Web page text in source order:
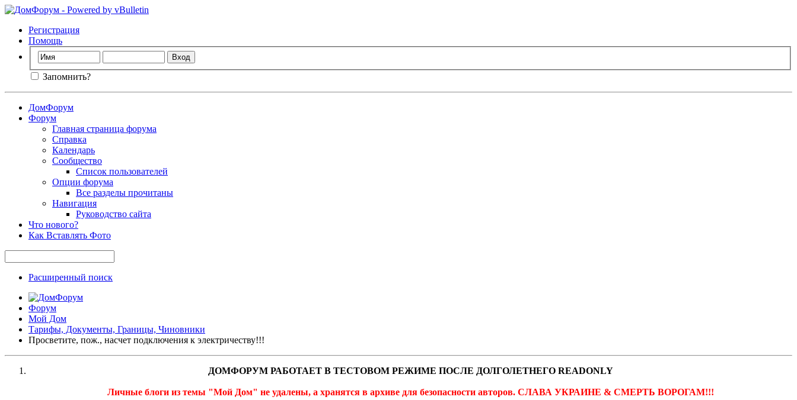
Регистрация
Помощь
Запомнить?
ДомФорум
Форум
Главная страница форума
Справка
Календарь
Сообщество
Список пользователей
Опции форума
Все разделы прочитаны
Навигация
Руководство сайта
Что нового?
Как Вставлять Фото
Расширенный поиск
Форум
Мой Дом
Тарифы, Документы, Границы, Чиновники
Просветите, пож., насчет подключения к электричеству!!!
ДОМФОРУМ РАБОТАЕТ В ТЕСТОВОМ РЕЖИМЕ ПОСЛЕ ДОЛГОЛЕТНЕГО READONLY
Личные блоги из темы "Мой Дом" не удалены, а хранятся в архиве для безопасности авторов. СЛАВА УКРАИНЕ & СМЕРТЬ ВОРОГАМ!!!